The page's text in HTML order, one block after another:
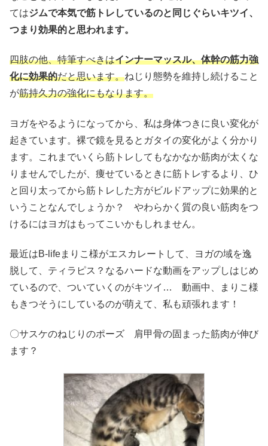
てはジムで本気で筋トレしているのと同じぐらいキツイ、
つまり効果的と思われます。
四肢の他、特筆すべきはインナーマッスル、体幹の筋力強
化に効果的だと思います。ねじり態勢を維持し続けること
が筋持久力の強化にもなります。
ヨガをやるようになってから、私は身体つきに良い変化が
起きています。裸で鏡を見るとガタイの変化がよく分かり
ます。これまでいくら筋トレしてもなかなか筋肉が太くな
りませんでしたが、痩せているときに筋トレするより、ひ
と回り太ってから筋トレした方がビルドアップに効果的と
いうことなんでしょうか？ やわらかく質の良い筋肉をつ
けるにはヨガはもってこいかもしれません。
最近はB-lifeまりこ様がエスカレートして、ヨガの域を逸
脱して、ティラピス？なるハードな動画をアップしはじめ
ているので、ついていくのがキツイ… 動画中、まりこ様
もきつそうにしているのが萌えて、私も頑張れます！
〇サスケのねじりのポーズ 肩甲骨の固まった筋肉が伸び
ます？